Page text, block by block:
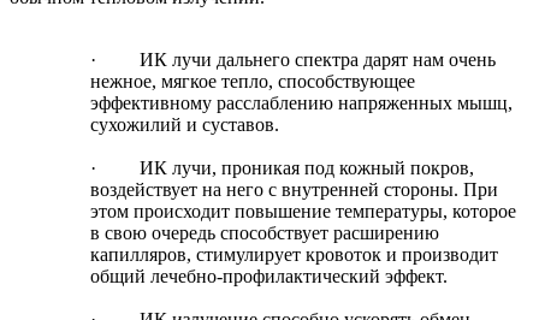
· ИК лучи дальнего спектра дарят нам очень
нежное, мягкое тепло, способствующее
эффективному расслаблению напряженных мышц,
сухожилий и суставов.
· ИК лучи, проникая под кожный покров,
воздействует на него с внутренней стороны. При
этом происходит повышение температуры, которое
в свою очередь способствует расширению
капилляров, стимулирует кровоток и производит
общий лечебно-профилактический эффект.